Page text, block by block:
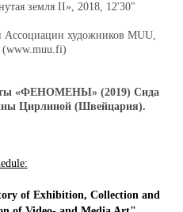
земля II», 2018, 12'30"
Ассоциации художников MUU,
(www.muu.fi)
«ФЕНОМЕНЫ» (2019) Сида
Цирлиной (Швейцария).
of Exhibition, Collection and